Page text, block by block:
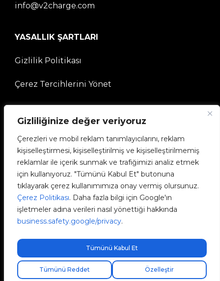
Gizliliğinize değer veriyoruz
Çerezleri ve mobil reklam tanımlayıcılarını, reklam
kişiselleştirmesi, kişiselleştirilmiş ve kişiselleştirilmemiş
reklamlar ile içerik sunmak ve trafiğimizi analiz etmek
için kullanıyoruz. "Tümünü Kabul Et" butonuna
tıklayarak çerez kullanımımıza onay vermiş olursunuz.
Çerez Politikası. Daha fazla bilgi için Google'ın
işletmeler adına verileri nasıl yönettiği hakkında
business.safety.google/privacy.
Özelleştir
Tümünü Reddet
Tümünü Kabul Et
info@v2charge.com
YASALLIK ŞARTLARI
Gizlilik Politikası
Çerez Tercihlerini Yönet
ŞİRKET
V2C Topluluğuna
e-Chargers
V2C Cloud
V2C Payments
Ücretsiz ekspres kargo!
V2C © 2026 All rights reserved.